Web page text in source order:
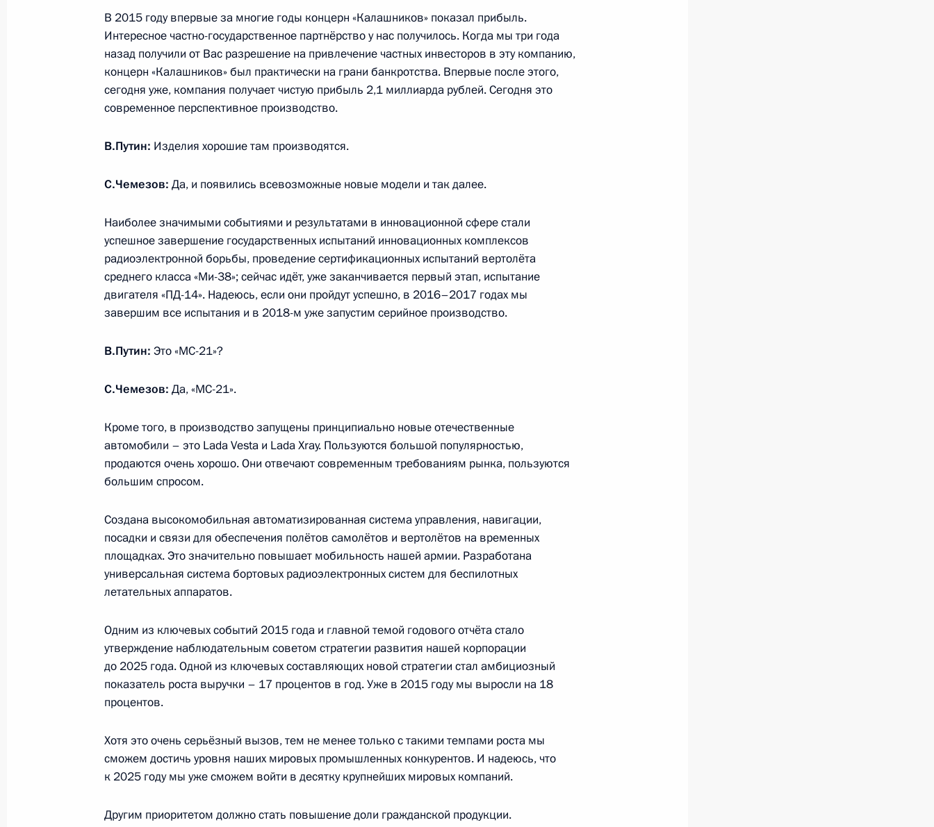
Совещание по вопросам военного кораблестроения
1 августа 2016 года, 08:15 Санкт-Петербург
31 июля 2016 года, воскресенье
Соболезнования в связи с кончиной Фазиля Искандера
Празднование Дня ВМФ
31 июля 2016 года, 12:45 Санкт-Петербург
30 июля 2016 года, суббота
Встреча с Президентом Словении Борутом Пахором
Открытие памятника российским и советским воинам, погибшим
на территории Словении в годы двух мировых войн
100-летие русской часовни у перевала Вршич
30 июля 2016 года, 17:30 Краньска-Гора, перевал Вршич
29 июля 2016 года, пятница
Совещание по вопросу развития производства и потребления
редкоземельных металлов
29 июля 2016 года, 18:10
Показать предыдущие материалы
В 2015 году впервые за многие годы концерн «Калашников» показал прибыль.
Интересное частно-государственное партнёрство у нас получилось. Когда мы три года
назад получили от Вас разрешение на привлечение частных инвесторов в эту компанию,
концерн «Калашников» был практически на грани банкротства. Впервые после этого,
сегодня уже, компания получает чистую прибыль 2,1 миллиарда рублей. Сегодня это
современное перспективное производство.
В.Путин: Изделия хорошие там производятся.
С.Чемезов: Да, и появились всевозможные новые модели и так далее.
Наиболее значимыми событиями и результатами в инновационной сфере стали
успешное завершение государственных испытаний инновационных комплексов
радиоэлектронной борьбы, проведение сертификационных испытаний вертолёта
среднего класса «Ми-38»; сейчас идёт, уже заканчивается первый этап, испытание
двигателя «ПД-14». Надеюсь, если они пройдут успешно, в 2016–2017 годах мы
завершим все испытания и в 2018-м уже запустим серийное производство.
В.Путин: Это «МС-21»?
С.Чемезов: Да, «МС-21».
Кроме того, в производство запущены принципиально новые отечественные
автомобили – это Lada Vesta и Lada Xray. Пользуются большой популярностью,
продаются очень хорошо. Они отвечают современным требованиям рынка, пользуются
большим спросом.
Создана высокомобильная автоматизированная система управления, навигации,
посадки и связи для обеспечения полётов самолётов и вертолётов на временных
площадках. Это значительно повышает мобильность нашей армии. Разработана
универсальная система бортовых радиоэлектронных систем для беспилотных
летательных аппаратов.
Одним из ключевых событий 2015 года и главной темой годового отчёта стало
утверждение наблюдательным советом стратегии развития нашей корпорации
до 2025 года. Одной из ключевых составляющих новой стратегии стал амбициозный
показатель роста выручки – 17 процентов в год. Уже в 2015 году мы выросли на 18
процентов.
Хотя это очень серьёзный вызов, тем не менее только с такими темпами роста мы
сможем достичь уровня наших мировых промышленных конкурентов. И надеюсь, что
к 2025 году мы уже сможем войти в десятку крупнейших мировых компаний.
Другим приоритетом должно стать повышение доли гражданской продукции.